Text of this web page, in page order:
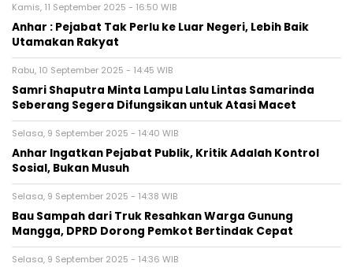
Kamis, 11 September 2025 - 16:50 WIB
Anhar : Pejabat Tak Perlu ke Luar Negeri, Lebih Baik
Utamakan Rakyat
Rabu, 10 September 2025 - 14:45 WIB
Samri Shaputra Minta Lampu Lalu Lintas Samarinda
Seberang Segera Difungsikan untuk Atasi Macet
Selasa, 9 September 2025 - 14:40 WIB
Anhar Ingatkan Pejabat Publik, Kritik Adalah Kontrol
Sosial, Bukan Musuh
Selasa, 9 September 2025 - 14:38 WIB
Bau Sampah dari Truk Resahkan Warga Gunung
Mangga, DPRD Dorong Pemkot Bertindak Cepat
Selasa, 9 September 2025 - 14:36 WIB